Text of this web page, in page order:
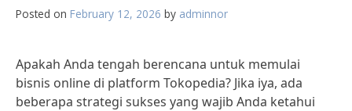
Posted on February 12, 2026 by adminnor
Apakah Anda tengah berencana untuk memulai
bisnis online di platform Tokopedia? Jika iya, ada
beberapa strategi sukses yang wajib Anda ketahui